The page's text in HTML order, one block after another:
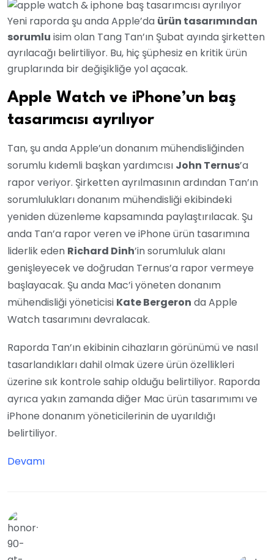
Yeni raporda şu anda Apple’da ürün tasarımından
sorumlu isim olan Tang Tan’ın Şubat ayında şirketten
ayrılacağı belirtiliyor. Bu, hiç şüphesiz en kritik ürün
gruplarında bir değişikliğe yol açacak.
Apple Watch ve iPhone’un baş
tasarımcısı ayrılıyor
Tan, şu anda Apple’un donanım mühendisliğinden
sorumlu kıdemli başkan yardımcısı John Ternus’a
rapor veriyor. Şirketten ayrılmasının ardından Tan’ın
sorumlulukları donanım mühendisliği ekibindeki
yeniden düzenleme kapsamında paylaştırılacak. Şu
anda Tan’a rapor veren ve iPhone ürün tasarımına
liderlik eden Richard Dinh’in sorumluluk alanı
genişleyecek ve doğrudan Ternus’a rapor vermeye
başlayacak. Şu anda Mac’i yöneten donanım
mühendisliği yöneticisi Kate Bergeron da Apple
Watch tasarımını devralacak.
Raporda Tan’ın ekibinin cihazların görünümü ve nasıl
tasarlandıkları dahil olmak üzere ürün özellikleri
üzerine sık kontrole sahip olduğu belirtiliyor. Raporda
ayrıca yakın zamanda diğer Mac ürün tasarımımı ve
iPhone donanım yöneticilerinin de uyarıldığı
belirtiliyor.
Devamı